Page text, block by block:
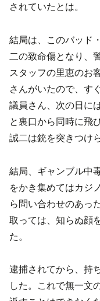
されていたとは。
結局は、このバッド
二の致命傷となり、
スタッフの里恵のお
さんがいたので、す
議員さん、次の日に
と裏口から同時に飛
誠二は銃を突きつけ
結局、ギャンブル中
をかき集めてはカジ
ら問い合わせのあっ
取っては、知らぬ顔
た。
逮捕されてから、持
した。これで無一文